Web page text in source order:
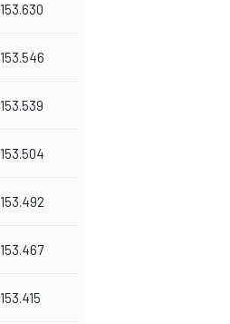
153.630
153.546
153.539
153.504
153.492
153.467
153.415